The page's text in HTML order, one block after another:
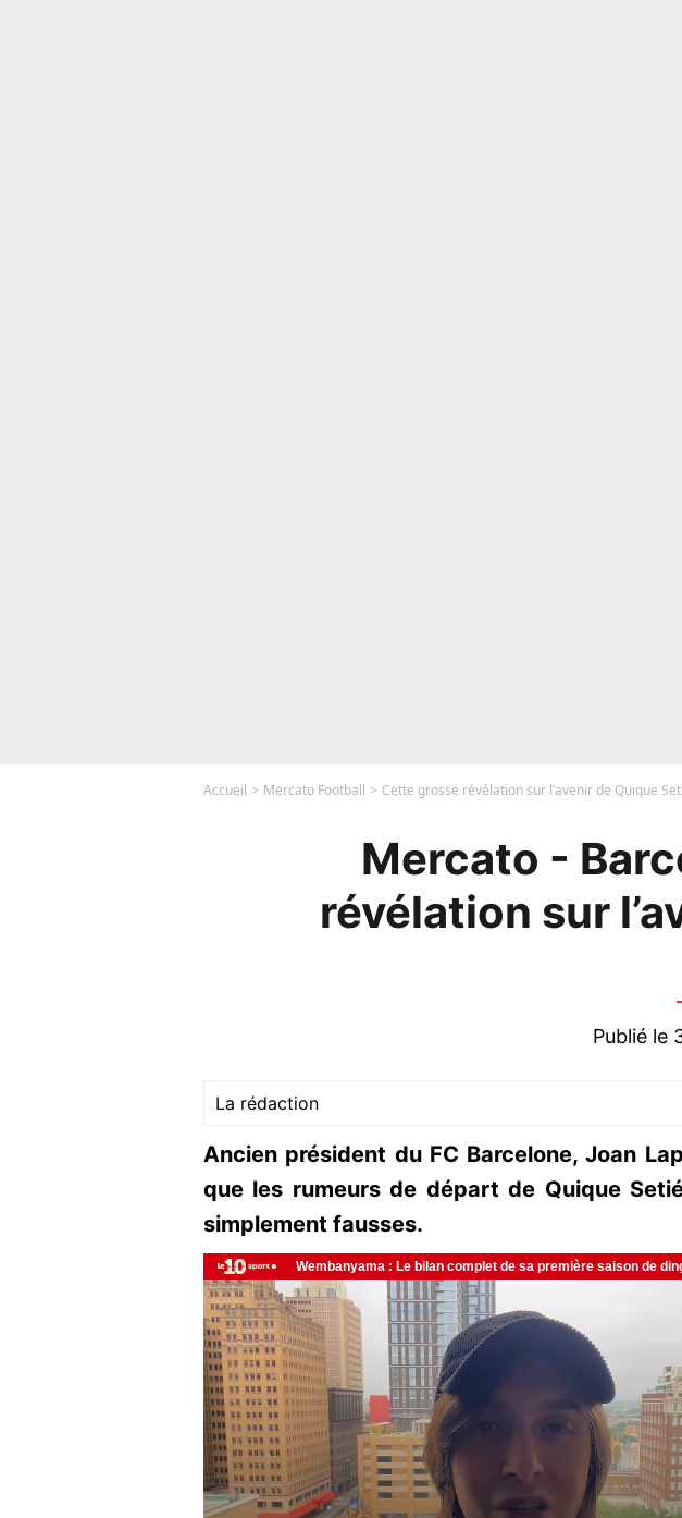
Accueil Mercato Football Cette grosse révélation sur l’avenir de Quique
Mercato -
révélation sur
Publié le
La rédaction
Ancien président du FC Barcelone, Joan
que les rumeurs de départ de Quique
simplement fausses.